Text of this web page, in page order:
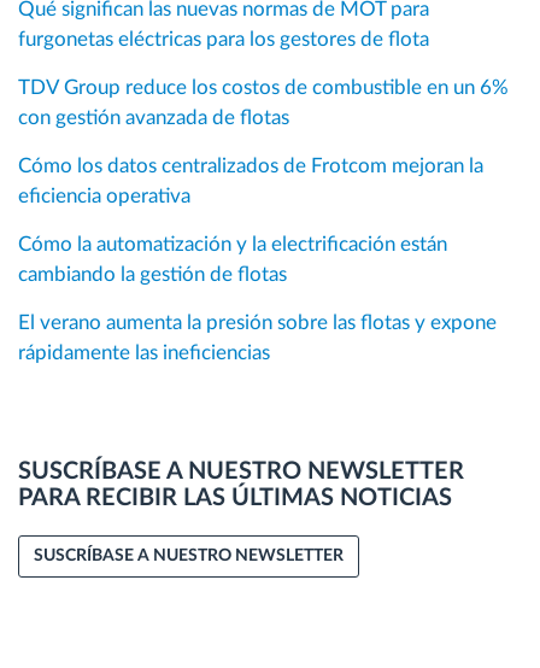
Qué significan las nuevas normas de MOT para
furgonetas eléctricas para los gestores de flota
TDV Group reduce los costos de combustible en un 6%
con gestión avanzada de flotas
Cómo los datos centralizados de Frotcom mejoran la
eficiencia operativa
Cómo la automatización y la electrificación están
cambiando la gestión de flotas
El verano aumenta la presión sobre las flotas y expone
rápidamente las ineficiencias
SUSCRÍBASE A NUESTRO NEWSLETTER
PARA RECIBIR LAS ÚLTIMAS NOTICIAS
SUSCRÍBASE A NUESTRO NEWSLETTER